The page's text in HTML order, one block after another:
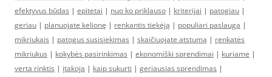
efektyvus būdas | epitetai | nuo ko priklauso | kriterijai | patogiau |
geriau | planuojate kelionę | renkantis tiekėją | populiari paslauga |
mikriukais | patogus susisiekimas | skaičiuojate atstumą | renkatės
mikriukus | kokybės pasirinkimas | ekonomiški sprendimai | kuriame |
verta rinktis | įtakoja | kaip sukurti | geriausias sprendimas |